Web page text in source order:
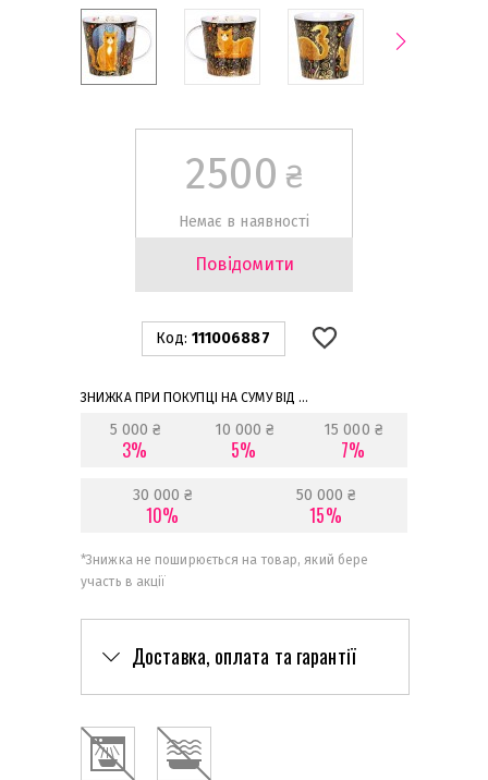
2500 ₴
Немає в наявності
Повідомити
Код: 111006887
ЗНИЖКА ПРИ ПОКУПЦІ НА СУМУ ВІД ...
5 000 ₴
3%
10 000 ₴
5%
15 000 ₴
7%
30 000 ₴
10%
50 000 ₴
15%
*Знижка не поширюється на товар, який бере
участь в акції
Доставка, оплата та гарантії